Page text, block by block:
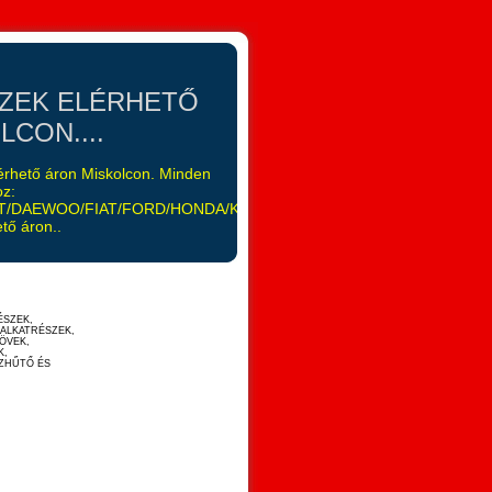
ELÉRHETŐ
áron Miskolcon. Minden
DAEWOO/FIAT/FORD/HONDA/KIA/LANCIA/LEXUS/MAZDA/
áron..
ÉS